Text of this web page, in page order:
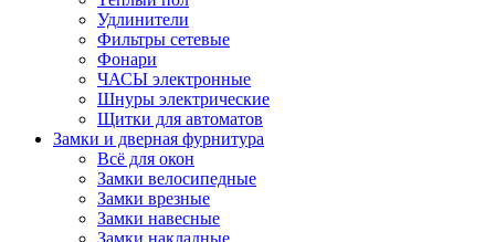
Удлинители
Фильтры сетевые
Фонари
ЧАСЫ электронные
Шнуры электрические
Щитки для автоматов
Замки и дверная фурнитура
Всё для окон
Замки велосипедные
Замки врезные
Замки навесные
Замки накладные